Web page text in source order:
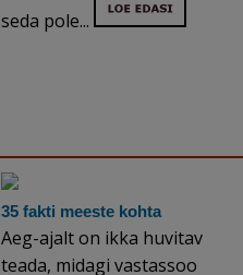
seda pole...
35 fakti meeste kohta
Aeg-ajalt on ikka huvitav
teada, midagi vastassoo